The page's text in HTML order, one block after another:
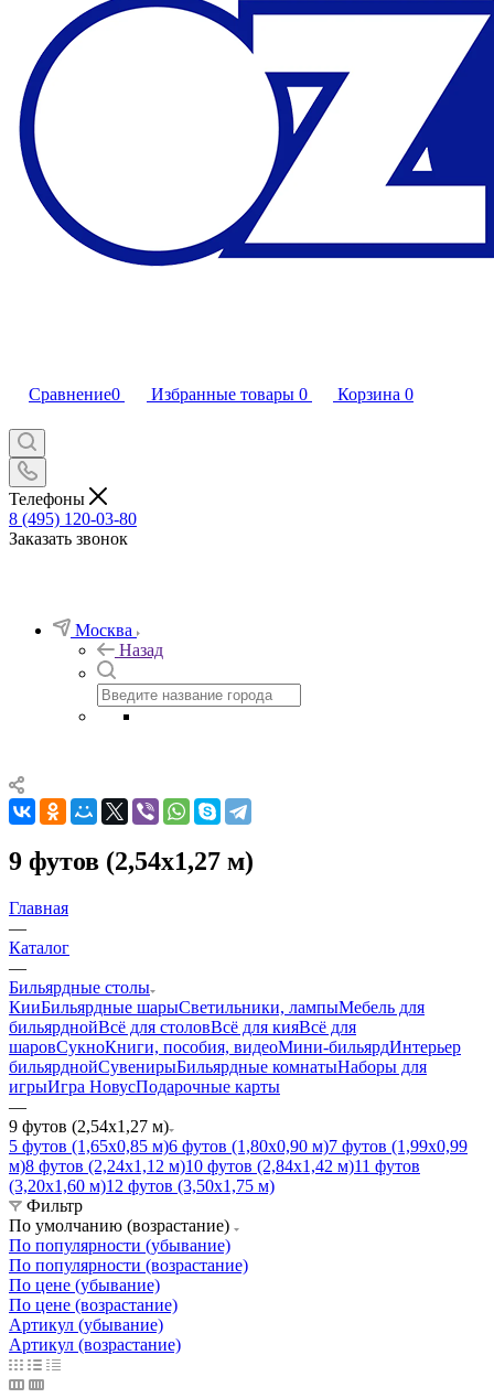
Сравнение0 Избранные товары 0 Корзина 0
Телефоны
8 (495) 120-03-80
Заказать звонок
Москва
Назад
9 футов (2,54х1,27 м)
Главная
—
Каталог
—
Бильярдные столы
КииБильярдные шарыСветильники, лампыМебель для
бильярднойВсё для столовВсё для кияВсё для
шаровСукноКниги, пособия, видеоМини-бильярдИнтерьер
бильярднойСувенирыБильярдные комнатыНаборы для
игрыИгра НовусПодарочные карты
—
9 футов (2,54х1,27 м)
5 футов (1,65х0,85 м)6 футов (1,80х0,90 м)7 футов (1,99х0,99
м)8 футов (2,24х1,12 м)10 футов (2,84х1,42 м)11 футов
(3,20х1,60 м)12 футов (3,50х1,75 м)
Фильтр
По умолчанию (возрастание)
По популярности (убывание)
По популярности (возрастание)
По цене (убывание)
По цене (возрастание)
Артикул (убывание)
Артикул (возрастание)